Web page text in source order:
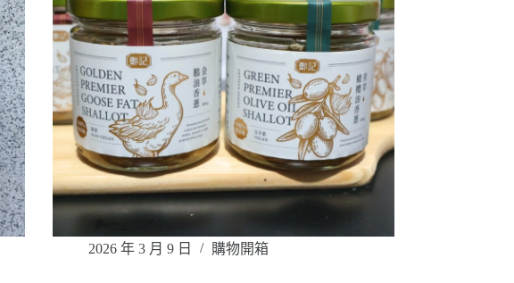
2026 年 3 月 9 日 購物開箱